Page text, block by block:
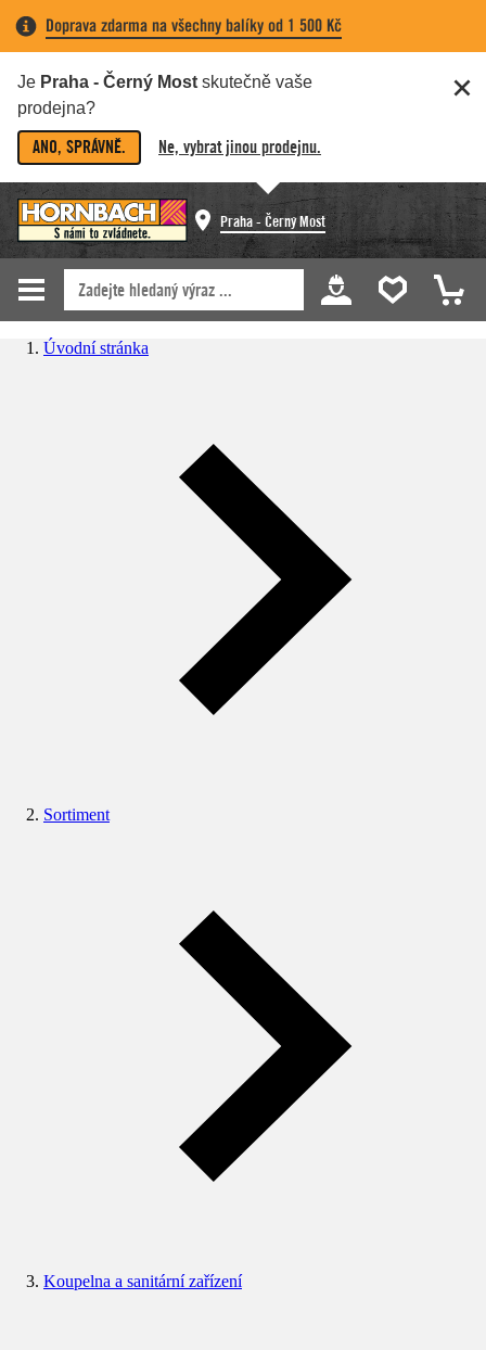
Doprava zdarma na všechny balíky od 1 500 Kč
Je Praha - Černý Most skutečně vaše
prodejna?
ANO, SPRÁVNĚ. Ne, vybrat jinou prodejnu.
Praha - Černý Most
Úvodní stránka
Sortiment
Koupelna a sanitární zařízení